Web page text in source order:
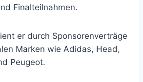
Finalteilnahmen.
er durch Sponsorenverträge
Marken wie Adidas, Head,
Peugeot.